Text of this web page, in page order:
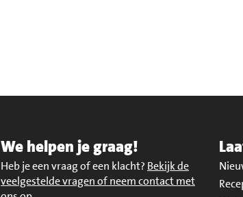
We helpen je graag!
Heb je een vraag of een klacht? Bekijk de
veelgestelde vragen of neem contact met